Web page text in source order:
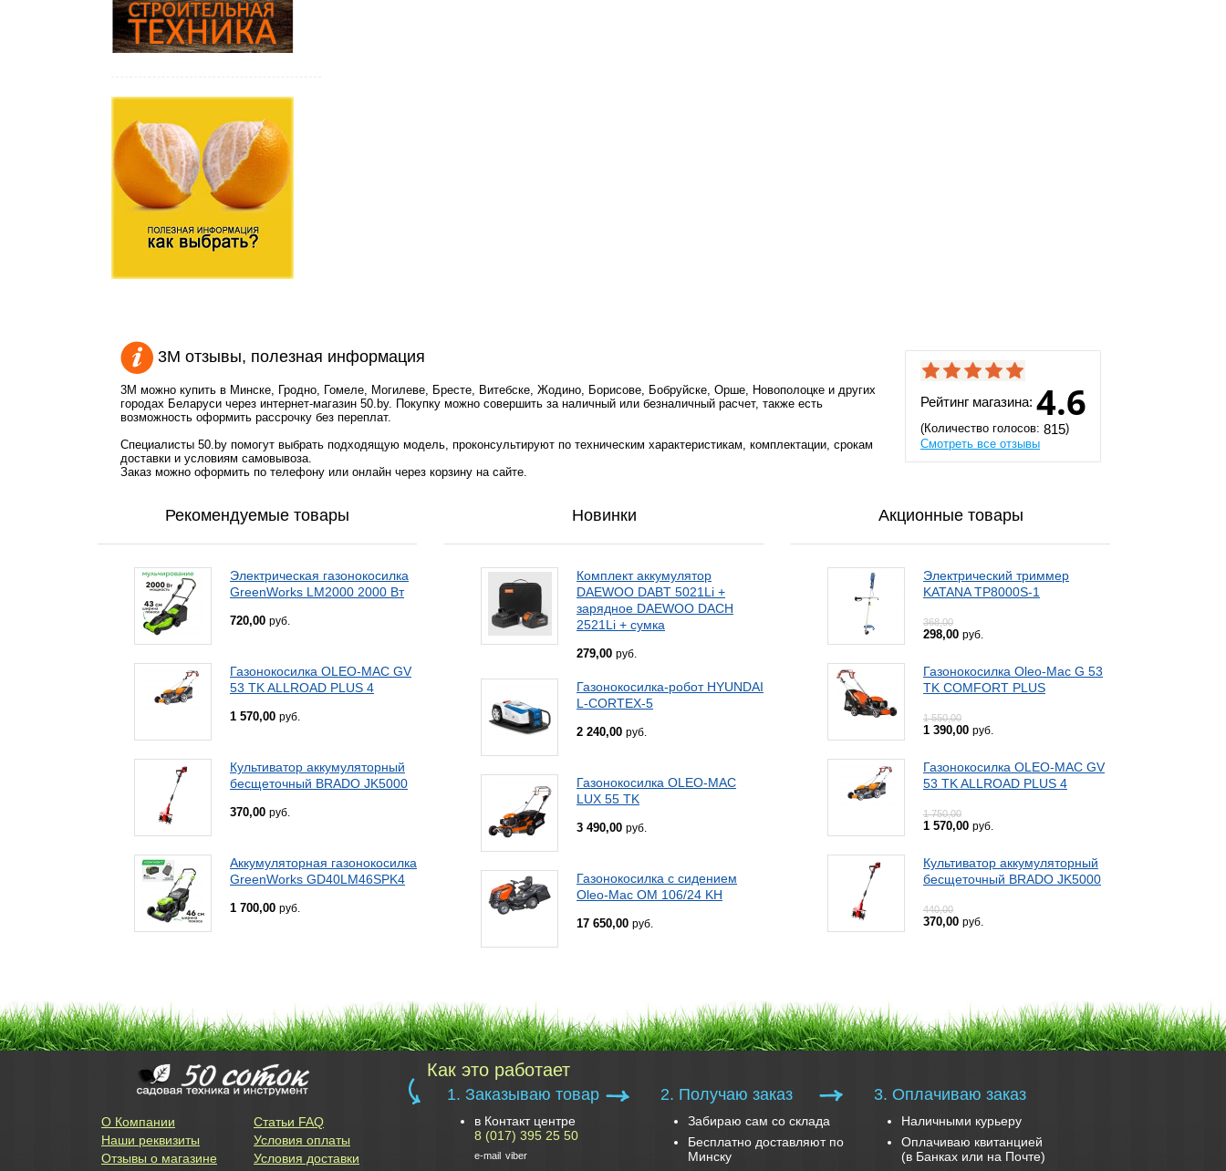
3M отзывы, полезная информация
3M можно купить в Минске, Гродно, Гомеле, Могилеве, Бресте, Витебске, Жодино, Борисове, Бобруйске, Орше, Новополоцке и других
городах Беларуси через интернет-магазин 50.by. Покупку можно совершить за наличный или безналичный расчет, также есть
возможность оформить рассрочку без переплат.
Специалисты 50.by помогут выбрать подходящую модель, проконсультируют по техническим характеристикам, комплектации, срокам
доставки и условиям самовывоза.
Заказ можно оформить по телефону или онлайн через корзину на сайте.
Рейтинг магазина: 4.6
(Количество голосов: 815)
Смотреть все отзывы
Рекомендуемые товары
Электрическая газонокосилка
GreenWorks LM2000 2000 Вт
720,00 руб.
Газонокосилка OLEO-MAC GV
53 TK ALLROAD PLUS 4
1 570,00 руб.
Культиватор аккумуляторный
бесщеточный BRADO JK5000
370,00 руб.
Аккумуляторная газонокосилка
GreenWorks GD40LM46SPK4
1 700,00 руб.
Новинки
Комплект аккумулятор
DAEWOO DABT 5021Li +
зарядное DAEWOO DACH
2521Li + сумка
279,00 руб.
Газонокосилка-робот HYUNDAI
L-CORTEX-5
2 240,00 руб.
Газонокосилка OLEO-MAC
LUX 55 TK
3 490,00 руб.
Газонокосилка с сидением
Oleo-Mac OM 106/24 KH
17 650,00 руб.
Акционные товары
Электрический триммер
KATANA TP8000S-1
368,00
298,00 руб.
Газонокосилка Oleo-Mac G 53
TK COMFORT PLUS
1 550,00
1 390,00 руб.
Газонокосилка OLEO-MAC GV
53 TK ALLROAD PLUS 4
1 750,00
1 570,00 руб.
Культиватор аккумуляторный
бесщеточный BRADO JK5000
440,00
370,00 руб.
О Компании
Наши реквизиты
Отзывы о магазине
Статьи FAQ
Условия оплаты
Условия доставки
Как это работает
1. Заказываю товар
в Контакт центре
8 (017) 395 25 50
e-mail viber
2. Получаю заказ
Забираю сам со склада
Бесплатно доставляют по
Минску
3. Оплачиваю заказ
Наличными курьеру
Оплачиваю квитанцией
(в Банках или на Почте)